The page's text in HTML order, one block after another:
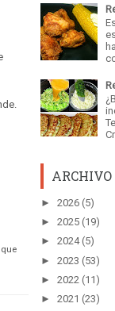
ARCHIVO
► 2026 (5)
► 2025 (19)
► 2024(5)
► 2023 (53)
► 2022 (11)
► 2021 (23)